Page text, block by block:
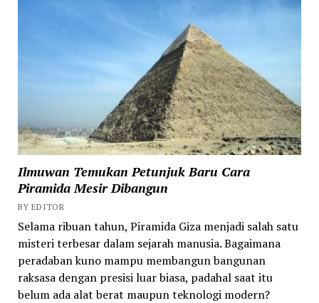
Ilmuwan Temukan Petunjuk Baru Cara
Piramida Mesir Dibangun
BY EDITOR
Selama ribuan tahun, Piramida Giza menjadi salah satu
misteri terbesar dalam sejarah manusia. Bagaimana
peradaban kuno mampu membangun bangunan
raksasa dengan presisi luar biasa, padahal saat itu
belum ada alat berat maupun teknologi modern?